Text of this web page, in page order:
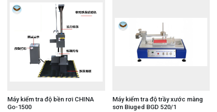
Máy kiểm tra độ bền rơi CHINA
Go-1500
Máy kiểm tra độ trầy xước màng
sơn Biuged BGD 520/1